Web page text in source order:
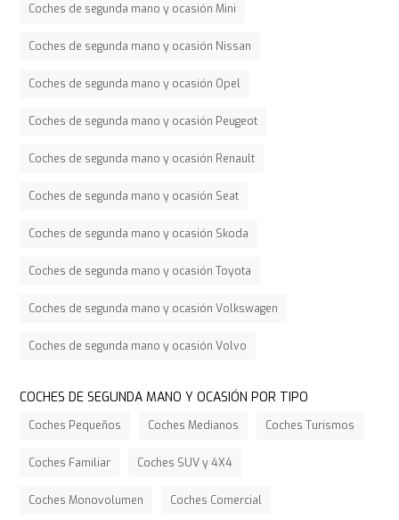
Coches de segunda mano y ocasión Mini
Coches de segunda mano y ocasión Nissan
Coches de segunda mano y ocasión Opel
Coches de segunda mano y ocasión Peugeot
Coches de segunda mano y ocasión Renault
Coches de segunda mano y ocasión Seat
Coches de segunda mano y ocasión Skoda
Coches de segunda mano y ocasión Toyota
Coches de segunda mano y ocasión Volkswagen
Coches de segunda mano y ocasión Volvo
COCHES DE SEGUNDA MANO Y OCASIÓN POR TIPO
Coches Pequeños Coches Medianos Coches Turismos
Coches Familiar Coches SUV y 4X4
Coches Monovolumen Coches Comercial